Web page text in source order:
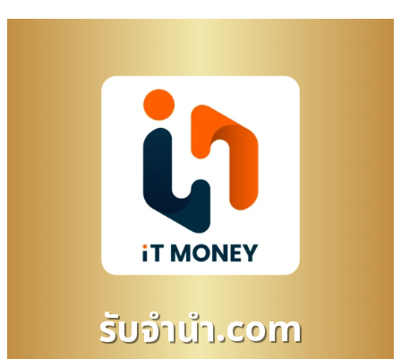
รับจํานํา.com